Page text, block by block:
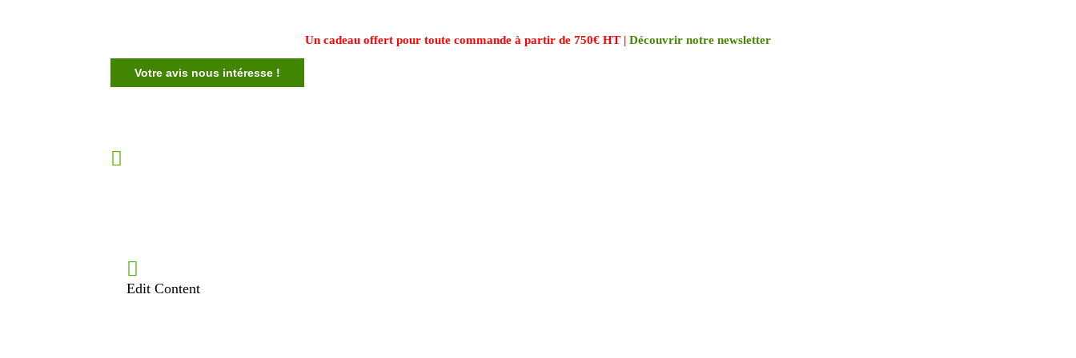
Un cadeau offert pour toute commande à partir de 750€ HT | Découvrir notre newsletter
Votre avis nous intéresse !
Edit Content